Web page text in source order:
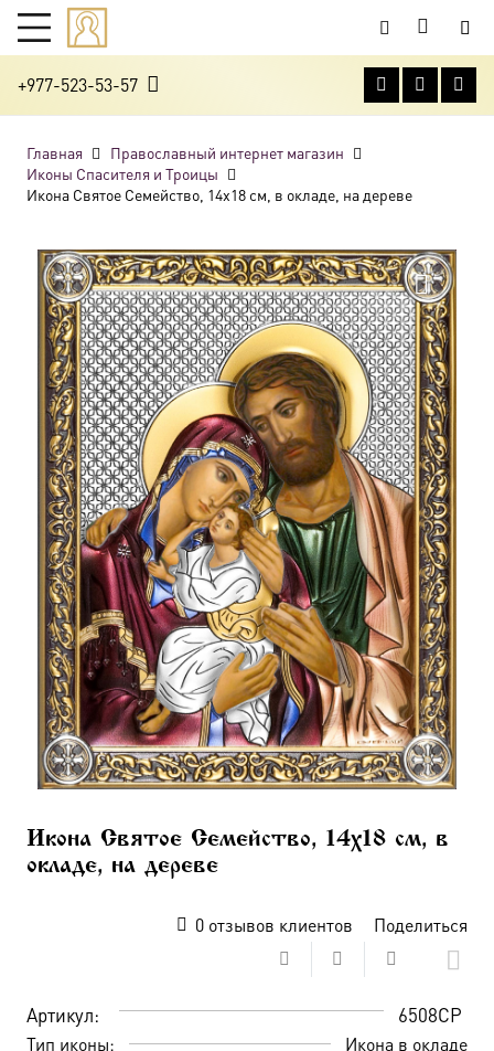
+977-523-53-57
Главная
Православный интернет магазин
Иконы Спасителя и Троицы
Икона Святое Семейство, 14х18 см, в окладе, на дереве
Икона Святое Семейство, 14х18 см, в
окладе, на дереве
0отзывов клиентов Поделиться
Артикул: 6508CP
Тип иконы:
Икона в окладе